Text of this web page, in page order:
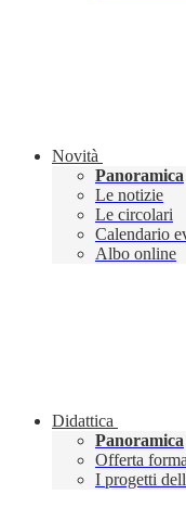
Novità
Panoramica
Le notizie
Le circolari
Calendario
Albo online
Didattica
Panoramica
Offerta
I progetti